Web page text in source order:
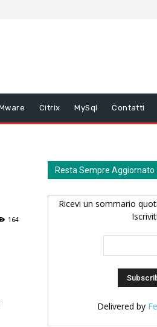
Citrix MySql Contatti
164
Resta Sempre Aggiornato
Ricevi un sommario
Delivered by